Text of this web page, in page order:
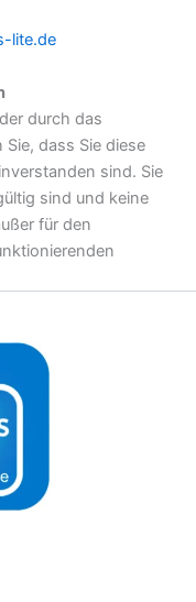
lite.de
durch das
dass Sie diese
sind. Sie
sind und keine
für den